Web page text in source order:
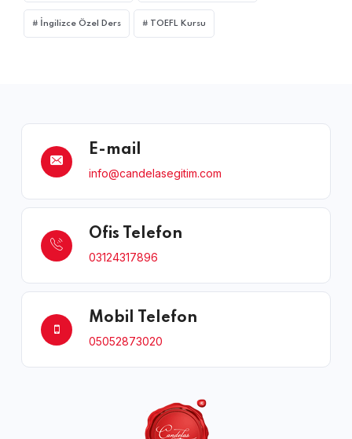
İngilizce Özel Ders TOEFL Kursu
E-mail
info@candelasegitim.com
Ofis Telefon
03124317896
Mobil Telefon
05052873020